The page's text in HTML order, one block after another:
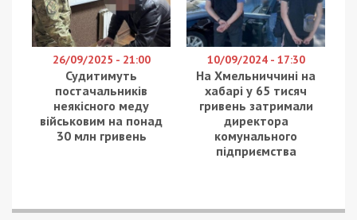
26/09/2025 - 21:00
Судитимуть
постачальників
неякісного меду
військовим на понад
30 млн гривень
10/09/2024 - 17:30
На Хмельниччині на
хабарі у 65 тисяч
гривень затримали
директора
комунального
підприємства